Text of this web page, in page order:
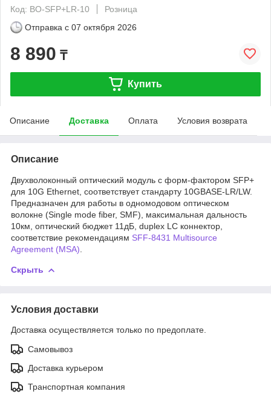
Код: BO-SFP+LR-10
Розница
Отправка с 07 октября 2026
8 890 ₸
Купить
Описание Доставка Оплата Условия возврата
Описание
Двухволоконный оптический модуль с форм-фактором SFP+
для 10G Ethernet, соответствует стандарту 10GBASE-LR/LW.
Предназначен для работы в одномодовом оптическом
волокне (Single mode fiber, SMF), максимальная дальность
10км, оптический бюджет 11дБ, duplex LC коннектор,
соответствие рекомендациям SFF-8431 Multisource
Agreement (MSA)
Скрыть
Условия доставки
Доставка осуществляется только по предоплате.
Самовывоз
Доставка курьером
Транспортная компания